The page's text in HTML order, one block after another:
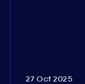
27 Oct 2025